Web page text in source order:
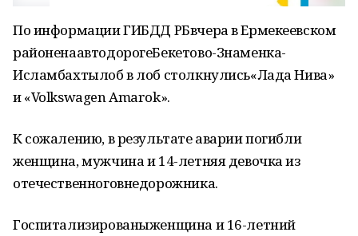
По информации ГИБДД РБвчера в Ермекеевском
районенаавтодорогеБекетово-Знаменка-
Исламбахтылоб в лоб столкнулись«Лада Нива»
и «Volkswagen Amarok».
К сожалению, в результате аварии погибли
женщина, мужчина и 14-летняя девочка из
отечественноговнедорожника.
Госпитализированыженщина и 16-летний